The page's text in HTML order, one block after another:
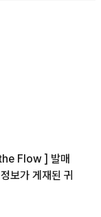
Flow ] 발매
보가 게재된 귀